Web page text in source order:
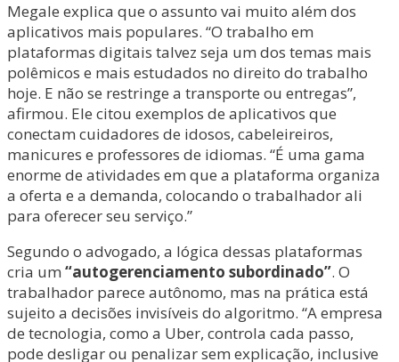
Megale explica que o assunto vai muito além dos
aplicativos mais populares. “O trabalho em
plataformas digitais talvez seja um dos temas mais
polêmicos e mais estudados no direito do trabalho
hoje. E não se restringe a transporte ou entregas”,
afirmou. Ele citou exemplos de aplicativos que
conectam cuidadores de idosos, cabeleireiros,
manicures e professores de idiomas. “É uma gama
enorme de atividades em que a plataforma organiza
a oferta e a demanda, colocando o trabalhador ali
para oferecer seu serviço.”
Segundo o advogado, a lógica dessas plataformas
cria um “autogerenciamento subordinado”. O
trabalhador parece autônomo, mas na prática está
sujeito a decisões invisíveis do algoritmo. “A empresa
de tecnologia, como a Uber, controla cada passo,
pode desligar ou penalizar sem explicação, inclusive